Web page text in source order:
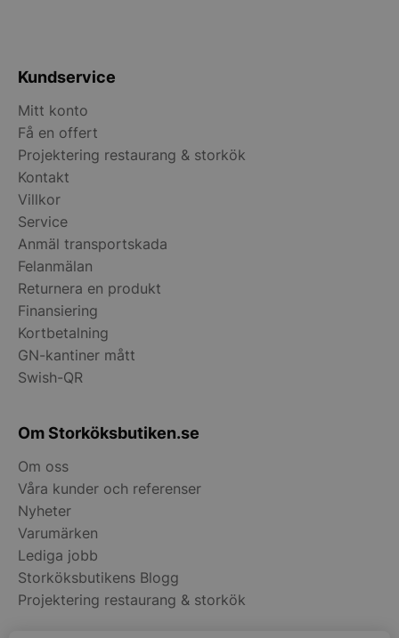
Kundservice
Mitt konto
Få en offert
Projektering restaurang & storkök
Kontakt
Villkor
Service
Anmäl transportskada
Felanmälan
Returnera en produkt
Finansiering
Kortbetalning
GN-kantiner mått
Swish-QR
Om Storköksbutiken.se
Om oss
Våra kunder och referenser
Nyheter
Varumärken
Lediga jobb
Storköksbutikens Blogg
Projektering restaurang & storkök
pys_start_session
__lc_cst
wp_woocommerce_session_[abcdef0123456789]
{32}